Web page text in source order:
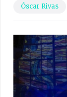
Óscar Rivas